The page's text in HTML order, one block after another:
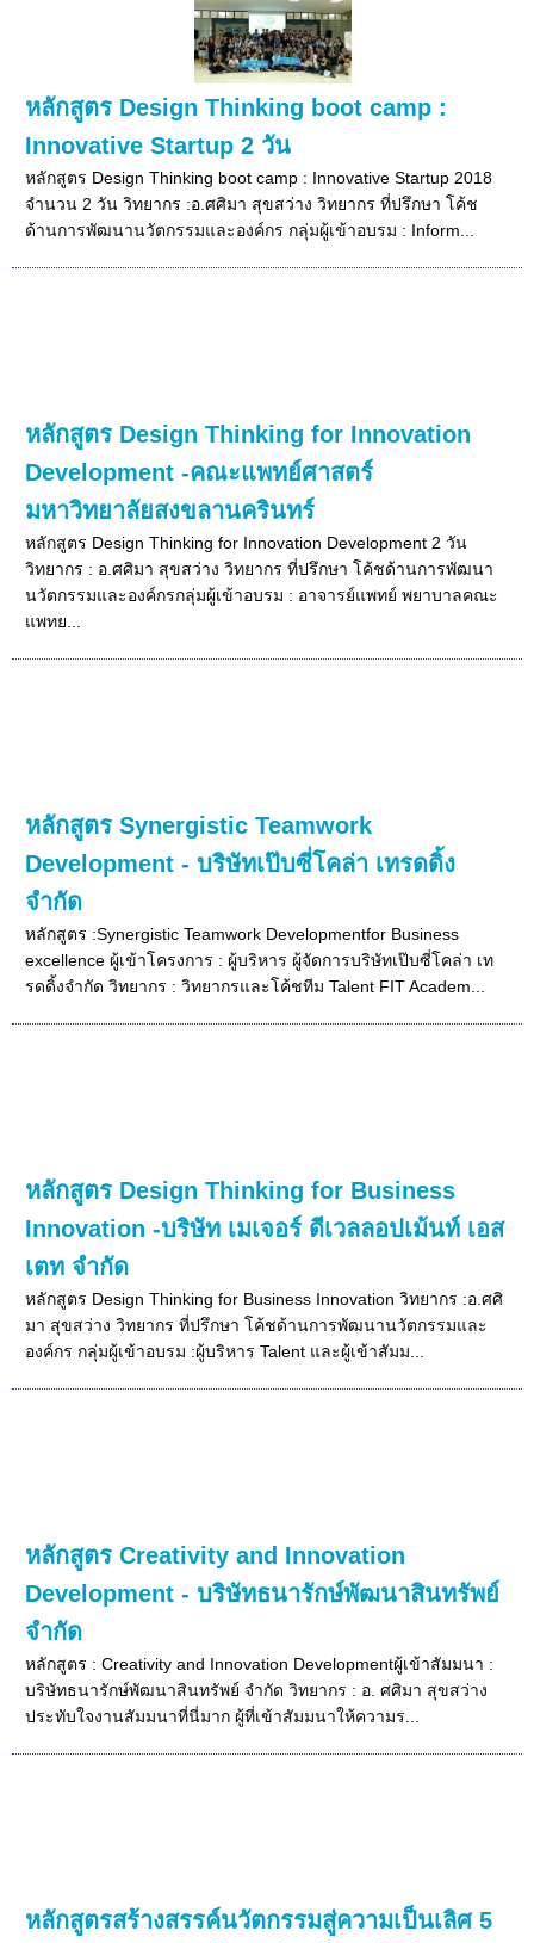
หลักสูตร Design Thinking boot camp :
Innovative Startup 2 วัน
หลักสูตร Design Thinking boot camp : Innovative Startup 2018
จำนวน 2 วัน วิทยากร :อ.ศศิมา สุขสว่าง วิทยากร ที่ปรึกษา โค้ช
ด้านการพัฒนานวัตกรรมและองค์กร กลุ่มผู้เข้าอบรม : Inform...
หลักสูตร Design Thinking for Innovation
Development -คณะแพทย์ศาสตร์
มหาวิทยาลัยสงขลานครินทร์
หลักสูตร Design Thinking for Innovation Development 2 วัน
วิทยากร : อ.ศศิมา สุขสว่าง วิทยากร ที่ปรึกษา โค้ชด้านการพัฒนา
นวัตกรรมและองค์กรกลุ่มผู้เข้าอบรม : อาจารย์แพทย์ พยาบาลคณะ
แพทย...
หลักสูตร Synergistic Teamwork
Development - บริษัทเป๊บซี่โคล่า เทรดดิ้ง
จำกัด
หลักสูตร :Synergistic Teamwork Developmentfor Business
excellence ผู้เข้าโครงการ : ผู้บริหาร ผู้จัดการบริษัทเป๊บซี่โคล่า เท
รดดิ้งจำกัด วิทยากร : วิทยากรและโค้ชทีม Talent FIT Academ...
หลักสูตร Design Thinking for Business
Innovation -บริษัท เมเจอร์ ดีเวลลอปเม้นท์ เอส
เตท จำกัด
หลักสูตร Design Thinking for Business Innovation วิทยากร :อ.ศศิ
มา สุขสว่าง วิทยากร ที่ปรึกษา โค้ชด้านการพัฒนานวัตกรรมและ
องค์กร กลุ่มผู้เข้าอบรม :ผู้บริหาร Talent และผู้เข้าสัมม...
หลักสูตร Creativity and Innovation
Development - บริษัทธนารักษ์พัฒนาสินทรัพย์
จำกัด
หลักสูตร : Creativity and Innovation Developmentผู้เข้าสัมมนา :
บริษัทธนารักษ์พัฒนาสินทรัพย์ จำกัด วิทยากร : อ. ศศิมา สุขสว่าง
ประทับใจงานสัมมนาที่นี่มาก ผู้ที่เข้าสัมมนาให้ความร...
หลักสูตรสร้างสรรค์นวัตกรรมสู่ความเป็นเลิศ 5